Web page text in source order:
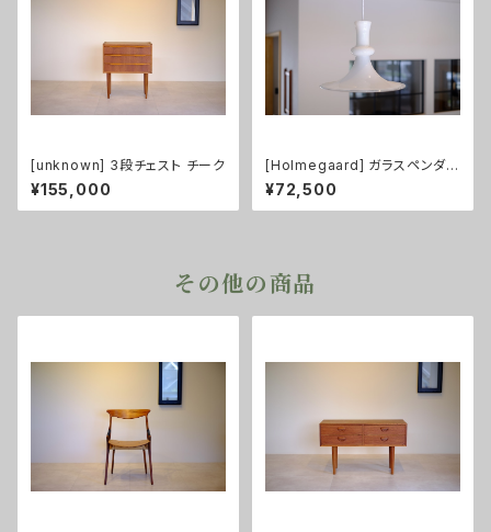
[unknown] 3段チェスト チーク
¥155,000
[Holmegaard] ガラスペンダン
トライト Etude1
¥72,500
その他の商品